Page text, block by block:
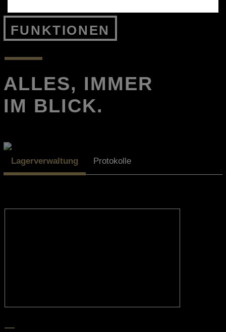
FUNKTIONEN
ALLES, IMMER
IM BLICK.
Lagerverwaltung Protokolle